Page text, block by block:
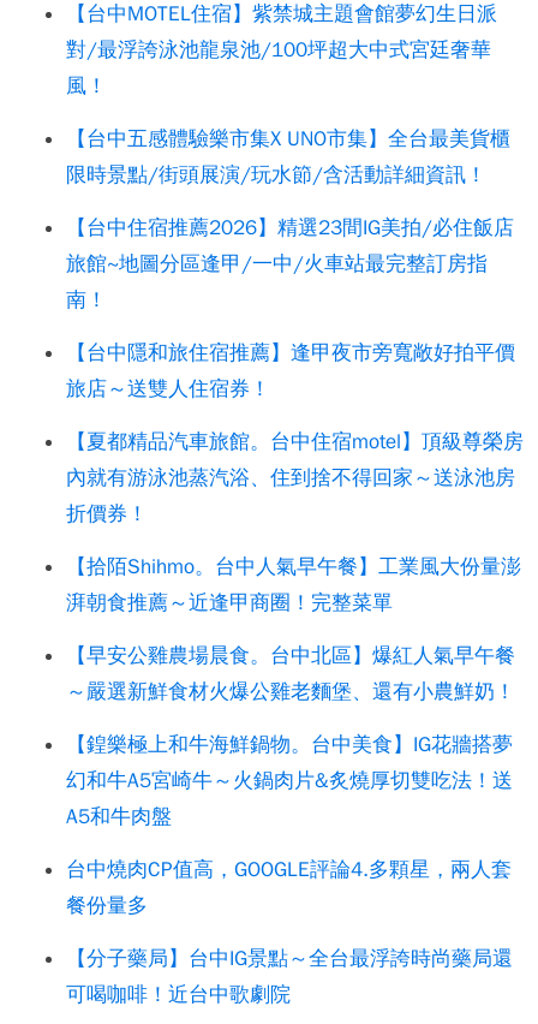
【台中MOTEL住宿】紫禁城主題會館夢幻生日派
對/最浮誇泳池龍泉池/100坪超大中式宮廷奢華
風！
【台中五感體驗樂市集X UNO市集】全台最美貨櫃
限時景點/街頭展演/玩水節/含活動詳細資訊！
【台中住宿推薦2026】精選23間IG美拍/必住飯店
旅館~地圖分區逢甲/一中/火車站最完整訂房指
南！
【台中隱和旅住宿推薦】逢甲夜市旁寬敞好拍平價
旅店～送雙人住宿券！
【夏都精品汽車旅館。台中住宿motel】頂級尊榮房
內就有游泳池蒸汽浴、住到捨不得回家～送泳池房
折價券！
【拾陌Shihmo。台中人氣早午餐】工業風大份量澎
湃朝食推薦～近逢甲商圈！完整菜單
【早安公雞農場晨食。台中北區】爆紅人氣早午餐
～嚴選新鮮食材火爆公雞老麵堡、還有小農鮮奶！
【鍠樂極上和牛海鮮鍋物。台中美食】IG花牆搭夢
幻和牛A5宮崎牛～火鍋肉片&炙燒厚切雙吃法！送
A5和牛肉盤
台中燒肉CP值高，GOOGLE評論4.多顆星，兩人套
餐份量多
【分子藥局】台中IG景點～全台最浮誇時尚藥局還
可喝咖啡！近台中歌劇院